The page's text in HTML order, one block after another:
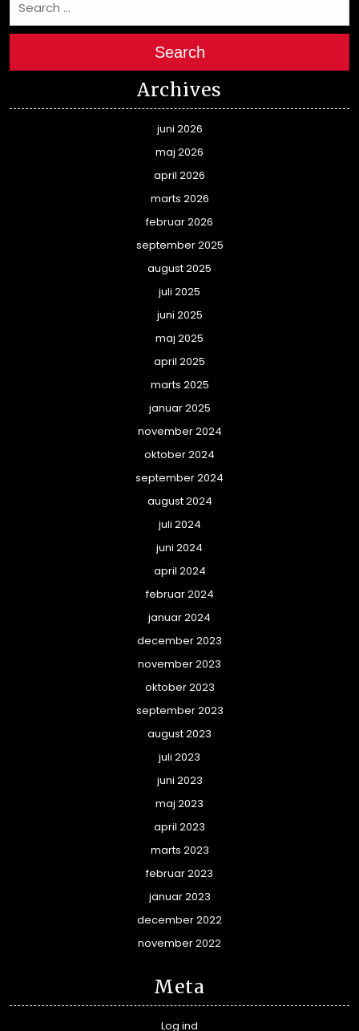
Search
Archives
juni 2026
maj 2026
april 2026
marts 2026
februar 2026
september 2025
august 2025
juli 2025
juni 2025
maj 2025
april 2025
marts 2025
januar 2025
november 2024
oktober 2024
september 2024
august 2024
juli 2024
juni 2024
april 2024
februar 2024
januar 2024
december 2023
november 2023
oktober 2023
september 2023
august 2023
juli 2023
juni 2023
maj 2023
april 2023
marts 2023
februar 2023
januar 2023
december 2022
november 2022
Meta
Log ind